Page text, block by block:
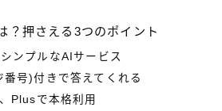
？押さえる3つのポイント
ンプルなAIサービス
番号)付きで答えてくれる
Plusで本格利用